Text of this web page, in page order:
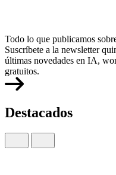
Todo lo que publicamos
Suscríbete a la newsletter
últimas novedades en IA,
gratuitos.
Destacados